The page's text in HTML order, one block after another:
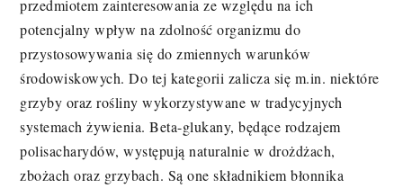
przedmiotem zainteresowania ze względu na ich
potencjalny wpływ na zdolność organizmu do
przystosowywania się do zmiennych warunków
środowiskowych. Do tej kategorii zalicza się m.in. niektóre
grzyby oraz rośliny wykorzystywane w tradycyjnych
systemach żywienia. Beta-glukany, będące rodzajem
polisacharydów, występują naturalnie w drożdżach,
zbożach oraz grzybach. Są one składnikiem błonnika